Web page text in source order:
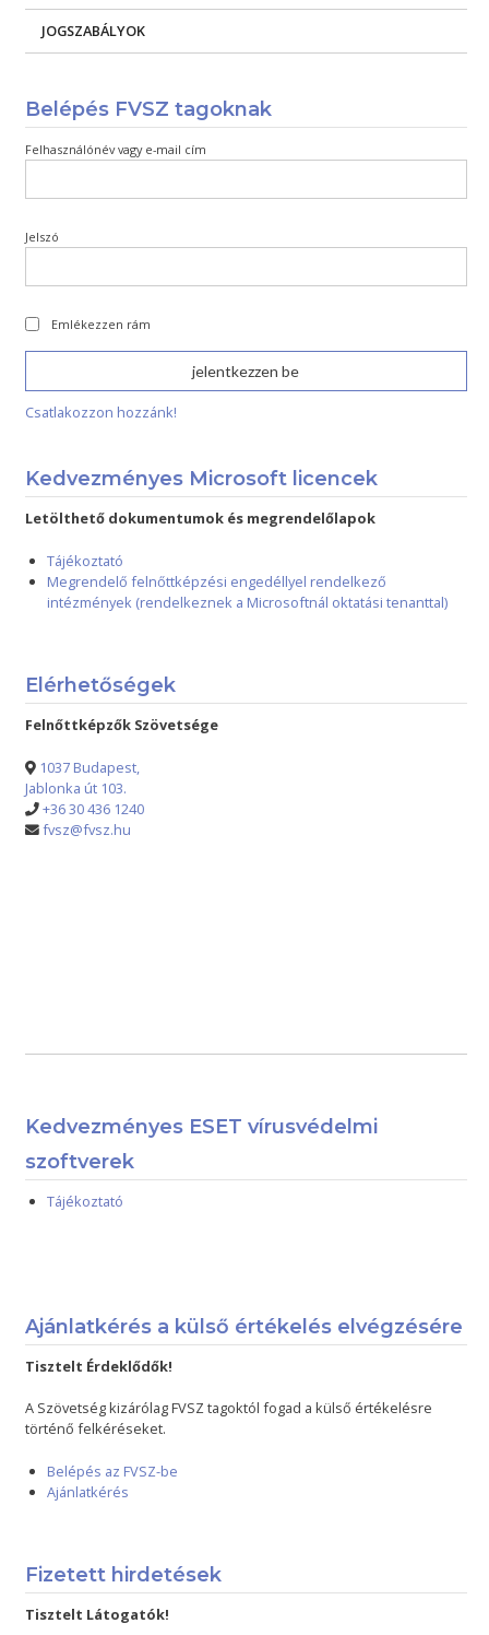
JOGSZABÁLYOK
Belépés FVSZ tagoknak
Felhasználónév vagy e-mail cím
Jelszó
Emlékezzen rám
Csatlakozzon hozzánk!
Kedvezményes Microsoft licencek
Letölthető dokumentumok és megrendelőlapok
Tájékoztató
Megrendelő felnőttképzési engedéllyel rendelkező
intézmények (rendelkeznek a Microsoftnál oktatási tenanttal)
Elérhetőségek
Felnőttképzők Szövetsége
1037 Budapest,
Jablonka út 103.
+36 30 436 1240
fvsz@fvsz.hu
Kedvezményes ESET vírusvédelmi
szoftverek
Tájékoztató
Ajánlatkérés a külső értékelés elvégzésére
Tisztelt Érdeklődők!
A Szövetség kizárólag FVSZ tagoktól fogad a külső értékelésre
történő felkéréseket.
Belépés az FVSZ-be
Ajánlatkérés
Fizetett hirdetések
Tisztelt Látogatók!